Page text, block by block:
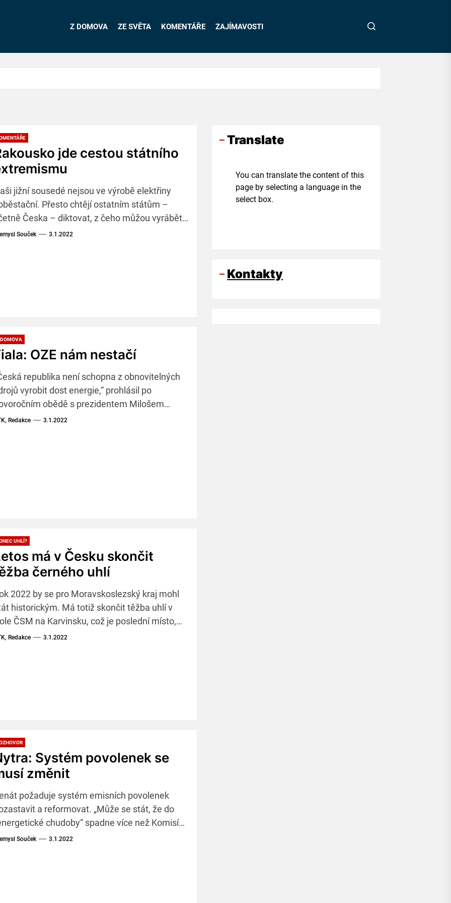
Z DOMOVA ZE SVĚTA KOMENTÁŘE ZAJÍMAVOSTI
jde cestou státního
jižní sousedé nejsou ve výrobě elektřiny
Přesto chtějí ostatním státům –
Česka – diktovat, z čeho můžou vyrábět
Souček 3.1.2022
OZE nám nestačí
republika není schopna z obnovitelných
vyrobit dost energie,“ prohlásil po
obědě s prezidentem Milošem
premiér Petr Fiala.
Redakce 3.1.2022
UHLÍ?
má v Česku skončit
černého uhlí
2022 by se pro Moravskoslezský kraj mohl
historickým. Má totiž skončit těžba uhlí v
ČSM na Karvinsku, což je poslední místo,
se v kraji, pro který se stalo symbolem, černé
Redakce 3.1.2022
Systém povolenek se
změnit
požaduje systém emisních povolenek
a reformovat. „Může se stát, že do
chudoby“ spadne více než Komisí
30 procent obyvatel EU,“ říká
Souček 3.1.2022
Translate
You can translate the content of this
page by selecting a language in the
select box.
Kontakty